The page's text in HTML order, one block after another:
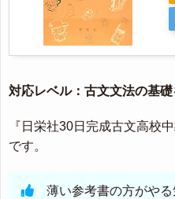
対応レベル：古文文法の基
『日栄社30日完成古文高校
です。
薄い参考書の方がやる